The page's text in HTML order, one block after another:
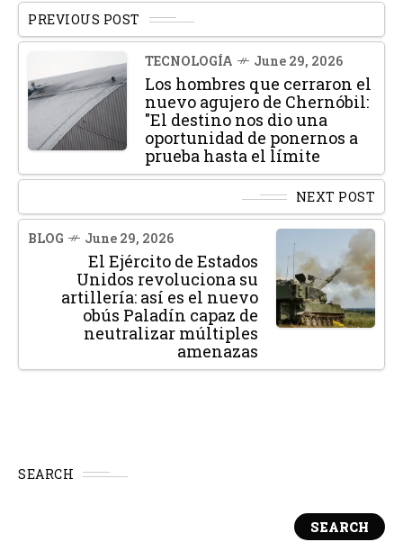
PREVIOUS POST
TECNOLOGÍA June 29, 2026
Los hombres que cerraron el
nuevo agujero de Chernóbil:
"El destino nos dio una
oportunidad de ponernos a
prueba hasta el límite
NEXT POST
BLOG June 29, 2026
El Ejército de Estados
Unidos revoluciona su
artillería: así es el nuevo
obús Paladín capaz de
neutralizar múltiples
amenazas
SEARCH
SEARCH